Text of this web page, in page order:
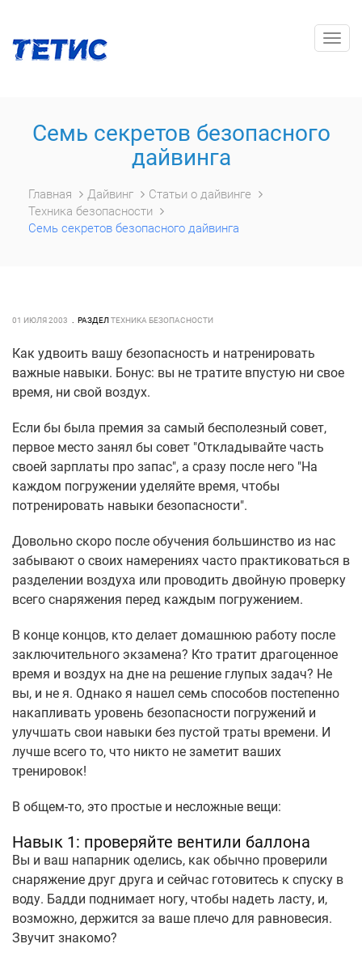
Семь секретов безопасного
дайвинга
Главная Дайвинг
Статьи о дайвинге
Техника безопасности
Семь секретов безопасного дайвинга
01 ИЮЛЯ 2003 РАЗДЕЛТЕХНИКА БЕЗОПАСНОСТИ
Как удвоить вашу безопасность и натренировать
важные навыки. Бонус: вы не тратите впустую ни свое
время, ни свой воздух.
Если бы была премия за самый бесполезный совет,
первое место занял бы совет "Откладывайте часть
своей зарплаты про запас", а сразу после него "На
каждом погружении уделяйте время, чтобы
потренировать навыки безопасности".
Довольно скоро после обучения большинство из нас
забывают о своих намерениях часто практиковаться в
разделении воздуха или проводить двойную проверку
всего снаряжения перед каждым погружением.
В конце концов, кто делает домашнюю работу после
заключительного экзамена? Кто тратит драгоценное
время и воздух на дне на решение глупых задач? Не
вы, и не я. Однако я нашел семь способов постепенно
накапливать уровень безопасности погружений и
улучшать свои навыки без пустой траты времени. И
лучше всего то, что никто не заметит ваших
тренировок!
В общем-то, это простые и несложные вещи:
Навык 1: проверяйте вентили баллона
Вы и ваш напарник оделись, как обычно проверили
снаряжение друг друга и сейчас готовитесь к спуску в
воду. Бадди поднимает ногу, чтобы надеть ласту, и,
возможно, держится за ваше плечо для равновесия.
Звучит знакомо?